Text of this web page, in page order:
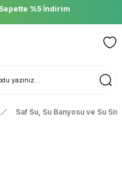
%5 İndirim
Saf Su, Su Banyosu ve Su